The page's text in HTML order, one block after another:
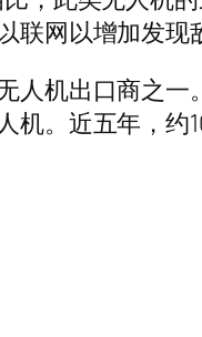
网以增加发现
机出口商之
。近五年，约